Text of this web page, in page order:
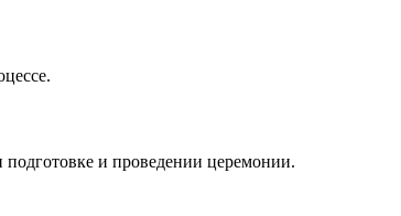
и проведении церемонии.